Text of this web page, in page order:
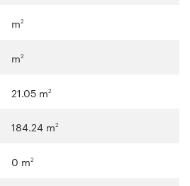
m2
m2
21.05 m2
184.24 m2
0 m2